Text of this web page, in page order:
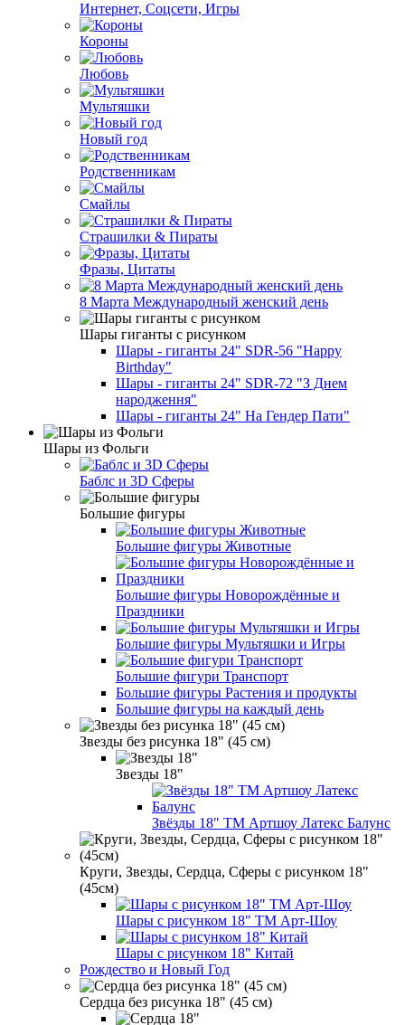
Интернет, Соцсети, Игры
Короны
Любовь
Мультяшки
Новый год
Родственникам
Смайлы
Страшилки & Пираты
Фразы, Цитаты
8 Марта Международный женский день
Шары гиганты с рисунком
Шары - гиганты 24" SDR-56 "Happy
Birthday"
Шары - гиганты 24" SDR-72 "З Днем
народження"
Шары - гиганты 24" На Гендер Пати"
Шары из Фольги
Баблс и 3D Сферы
Большие фигуры
Большие фигуры Животные
Большие фигуры Новорождённые и
Праздники
Большие фигуры Мультяшки и Игры
Большие фигури Транспорт
Большие фигуры Растения и продукты
Большие фигуры на каждый день
Звезды без рисунка 18" (45 см)
Звезды 18"
Звёзды 18" ТМ Артшоу Латекс Балунс
Круги, Звезды, Сердца, Сферы с рисунком 18"
(45см)
Шары с рисунком 18" ТМ Арт-Шоу
Шары с рисунком 18" Китай
Рождество и Новый Год
Сердца без рисунка 18" (45 см)